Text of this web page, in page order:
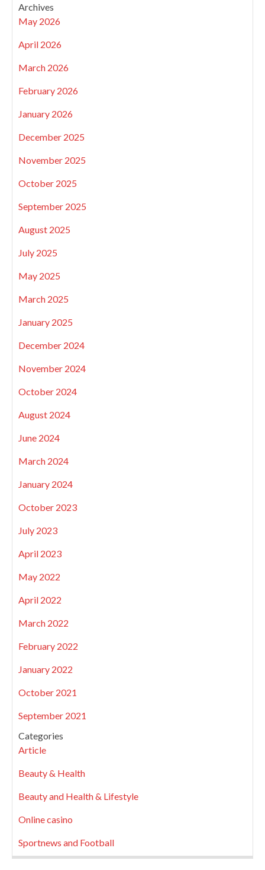
Archives
May 2026
April 2026
March 2026
February 2026
January 2026
December 2025
November 2025
October 2025
September 2025
August 2025
July 2025
May 2025
March 2025
January 2025
December 2024
November 2024
October 2024
August 2024
June 2024
March 2024
January 2024
October 2023
July 2023
April 2023
May 2022
April 2022
March 2022
February 2022
January 2022
October 2021
September 2021
Categories
Article
Beauty & Health
Beauty and Health & Lifestyle
Online casino
Sportnews and Football